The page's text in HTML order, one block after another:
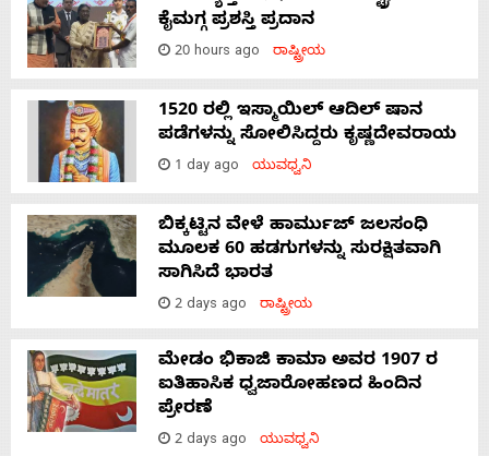
ಕೈಮಗ್ಗ ಪ್ರಶಸ್ತಿ ಪ್ರದಾನ
20 hours ago ರಾಷ್ಟ್ರೀಯ
1520 ರಲ್ಲಿ ಇಸ್ಮಾಯಿಲ್ ಆದಿಲ್ ಷಾನ
ಪಡೆಗಳನ್ನು ಸೋಲಿಸಿದ್ದರು ಕೃಷ್ಣದೇವರಾಯ
1 day ago ಯುವಧ್ವನಿ
ಬಿಕ್ಕಟ್ಟಿನ ವೇಳೆ ಹಾರ್ಮುಜ್ ಜಲಸಂಧಿ
ಮೂಲಕ 60 ಹಡಗುಗಳನ್ನು ಸುರಕ್ಷಿತವಾಗಿ
ಸಾಗಿಸಿದೆ ಭಾರತ
2 days ago ರಾಷ್ಟ್ರೀಯ
ಮೇಡಂ ಭಿಕಾಜಿ ಕಾಮಾ ಅವರ 1907 ರ
ಐತಿಹಾಸಿಕ ಧ್ವಜಾರೋಹಣದ ಹಿಂದಿನ
ಪ್ರೇರಣೆ
2 days ago ಯುವಧ್ವನಿ